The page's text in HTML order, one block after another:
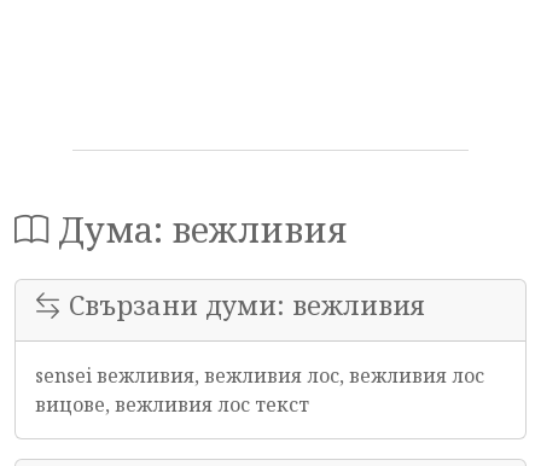
Дума: вежливия
Свързани думи: вежливия
sensei вежливия, вежливия лос, вежливия лос
вицове, вежливия лос текст